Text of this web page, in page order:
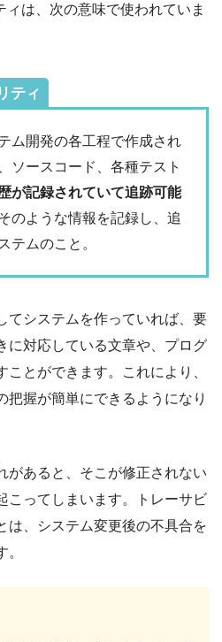
ィは、次の意味で使われていま
ティ
ム開発の各工程で作成され
ソースコード、各種テスト
が記録されていて追跡可能
のような情報を記録し、追
テムのこと。
てシステムを作っていれば、要
に対応している文章や、プログ
とができます。これにより、
把握が簡単にできるようになり
があると、そこが修正されない
こってしまいます。トレーサビ
は、システム変更後の不具合を